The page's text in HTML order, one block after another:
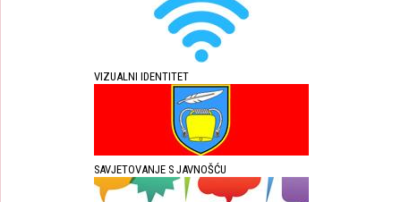
VIZUALNI IDENTITET
SAVJETOVANJE S JAVNOŠĆU